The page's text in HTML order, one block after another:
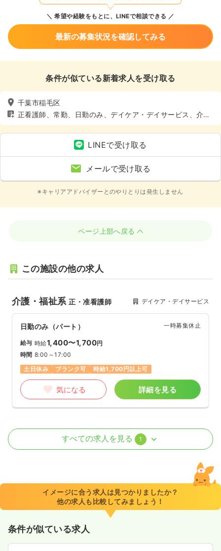
希望や経験をもとに、LINEで相談できる
最新の募集状況を確認してみる
条件が似ている新着求人を受け取る
千葉市稲毛区
正看護師、常勤、日勤のみ、デイケア・デイサービス、介
護・福祉系、土日休み
LINEで受け取る
メールで受け取る
※キャリアアドバイザーとのやりとりは発生しません
ページ上部へ戻る
この施設の他の求人
介護・福祉系正・准看護師 デイケア・デイサービス
日勤のみ（パート） 一時募集休止
給与 時給1,400〜1,700円
時間 8:00～17:00
土日休み
ブランク可 時給1,700円以上可
気になる 詳細を見る
訪問看護 正・准看護師 デイケア・デイサービス
8:00～17:00
ブランク可 時給1,700円以上可
気になる
すべての求人を見る 1
イメージに合う求人は見つかりましたか？
他の求人も比較してみましょう！
条件が似ている求人